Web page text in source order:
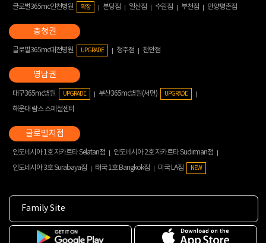
글로벌365mc인천병원 확장 분당점 일산점 수원점 부천점 안양평촌점
글로벌365mc대전병원 UPGRADE 청주점 천안점
대구365mc병원 UPGRADE 부산365mc병원(서면) UPGRADE
해운대 람스 스페셜센터
인도네시아 1호 자카르타 Selatan점
인도네시아 2호 자카르타 Sudirman점
인도네시아 3호 Surabaya점
태국 1호 Bangkok점 미국 LA점 NEW
Family Site